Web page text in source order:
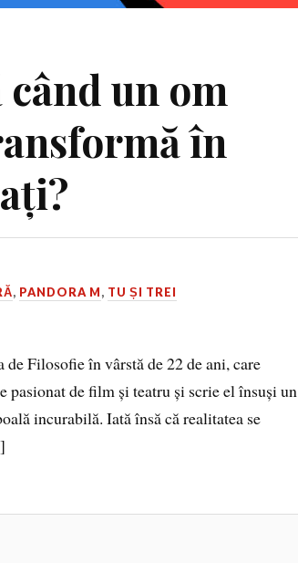
un om
în
, PANDORA M, TU ȘI TREI
Filosofie în vârstă de 22 de ani, care
pasionat de film și teatru și scrie el însuși un
incurabilă. Iată însă că realitatea se